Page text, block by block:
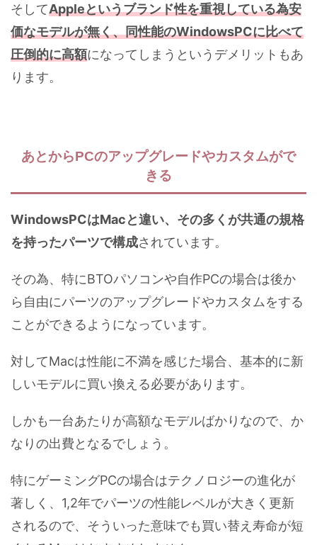
そしてAppleというブランド性を重視している為安
価なモデルが無く、同性能のWindowsPCに比べて
圧倒的に高額になってしまうというデメリットもあ
ります。
あとからPCのアップグレードやカスタムがで
きる
WindowsPCはMacと違い、その多くが共通の規格
を持ったパーツで構成されています。
その為、特にBTOパソコンや自作PCの場合は後か
ら自由にパーツのアップグレードやカスタムをする
ことができるようになっています。
対してMacは性能に不満を感じた場合、基本的に新
しいモデルに買い換える必要があります。
しかも一台あたりが高額なモデルばかりなので、か
なりの出費となるでしょう。
特にゲーミングPCの場合はテクノロジーの進化が
著しく、1,2年でパーツの性能レベルが大きく更新
されるので、そういった意味でも買い替え寿命が短